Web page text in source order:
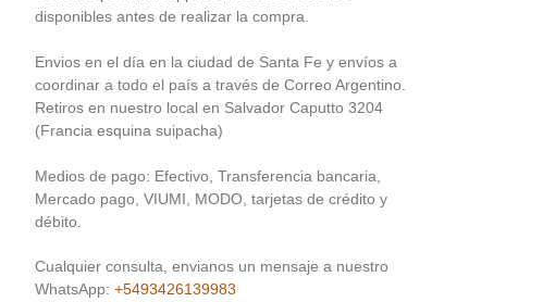
disponibles antes de realizar la compra.
Envios en el día en la ciudad de Santa Fe y envíos a
coordinar a todo el país a través de Correo Argentino.
Retiros en nuestro local en Salvador Caputto 3204
(Francia esquina suipacha)
Medios de pago: Efectivo, Transferencia bancaria,
Mercado pago, VIUMI, MODO, tarjetas de crédito y
débito.
Cualquier consulta, envianos un mensaje a nuestro
WhatsApp: +5493426139983